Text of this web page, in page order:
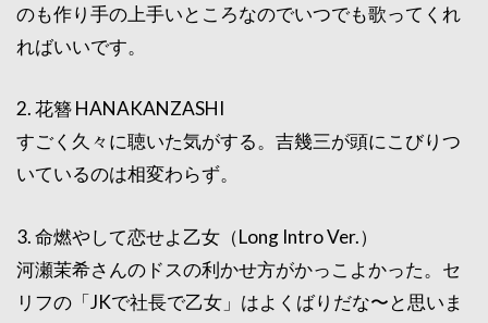
のも作り手の上手いところなのでいつでも歌ってくれ
ればいいです。
2. 花簪 HANAKANZASHI
すごく久々に聴いた気がする。吉幾三が頭にこびりつ
いているのは相変わらず。
3. 命燃やして恋せよ乙女（Long Intro Ver.）
河瀬茉希さんのドスの利かせ方がかっこよかった。セ
リフの「JKで社長で乙女」はよくばりだな〜と思いま